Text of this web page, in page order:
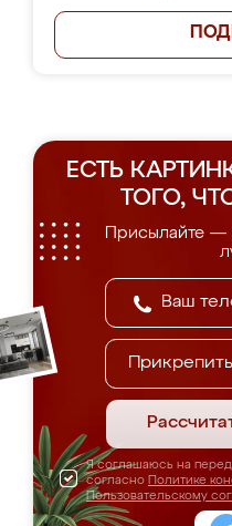
ЕСТЬ
ТОГО,
Присылайте —
Я соглашаюсь на
согласно Политике
Пользовательскому